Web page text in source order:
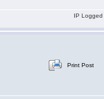
IP Logged
Print Post